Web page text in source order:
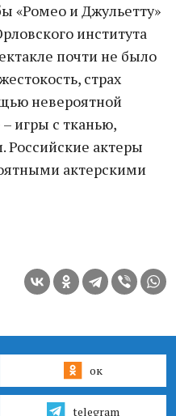
«Ромео и Джульетту»
института
почти не было
страх
невероятной
игры с тканью,
актеры
актерскими
ок
telegram